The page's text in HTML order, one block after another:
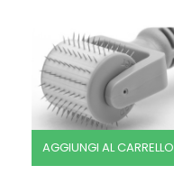
AGGIUNGI AL CARRELLO